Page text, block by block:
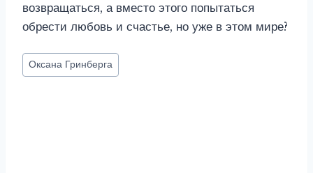
возвращаться, а вместо этого попытаться
обрести любовь и счастье, но уже в этом мире?
Метки
записи:
Оксана Гринберга